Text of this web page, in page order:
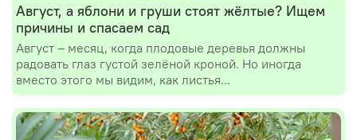
Август, а яблони и груши стоят жёлтые? Ищем
причины и спасаем сад
Август – месяц, когда плодовые деревья должны
радовать глаз густой зелёной кроной. Но иногда
вместо этого мы видим, как листья...